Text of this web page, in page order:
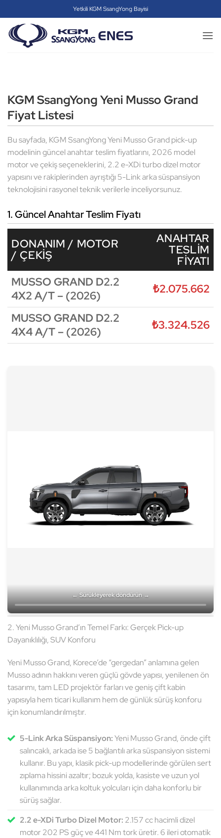
atla
Yetkili KGM SsangYong Bayisi
KGM SsangYong Yeni Musso Grand
Fiyat Listesi
Bu sayfada, KGM SsangYong Yeni Musso Grand pick-up
modelinin güncel anahtar teslim fiyatlarını, 2026 model
motor ve çekiş seçeneklerini, 2.2 e-XDi turbo dizel motor
yapısını ve rakiplerinden ayrıştığı 5-Link arka süspansiyon
teknolojisini rasyonel teknik verilerle inceliyorsunuz.
1. Güncel Anahtar Teslim Fiyatı
DONANIM / MOTOR
/ ÇEKIŞ
ANAHTAR
TESLIM
FIYATI
MUSSO GRAND D2.2
4X2 A/T – (2026)
₺2.075.662
MUSSO GRAND D2.2
4X4 A/T – (2026)
₺3.324.526
← Sürükleyerek döndürün →
2. Yeni Musso Grand’ın Temel Farkı: Gerçek Pick-up
Dayanıklılığı, SUV Konforu
Yeni Musso Grand, Korece’de “gergedan” anlamına gelen
Musso adının hakkını veren güçlü gövde yapısı, yenilenen ön
tasarımı, tam LED projektör farları ve geniş çift kabin
yapısıyla hem ticari kullanım hem de günlük sürüş konforu
için konumlandırılmıştır.
5-Link Arka Süspansiyon:Yeni Musso Grand, önde çift
salıncaklı, arkada ise 5 bağlantılı arka süspansiyon sistemi
kullanır. Bu yapı, klasik pick-up modellerinde görülen sert
zıplama hissini azaltır; bozuk yolda, kasiste ve uzun yol
kullanımında arka koltuk yolcuları için daha konforlu bir
sürüş sağlar.
2.2 e-XDi Turbo Dizel Motor: 2.157 cc hacimli dizel
motor 202 PS güç ve 441 Nm tork üretir. 6 ileri otomatik